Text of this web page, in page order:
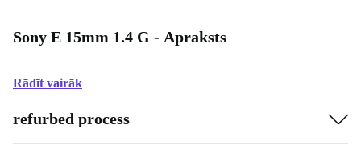
Sony E 15mm 1.4 G - Apraksts
Rādīt vairāk
refurbed process